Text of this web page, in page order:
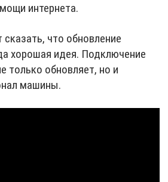
интернета.
что обновление
хорошая идея. Подключение
только обновляет, но и
машины.